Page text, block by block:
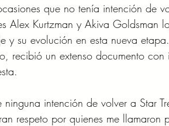
que no tenía intención de
Alex Kurtzman y Akiva Goldsman
y su evolución en esta nueva
recibió un extenso documento
intención de volver a Star
respeto por quienes me llamaron